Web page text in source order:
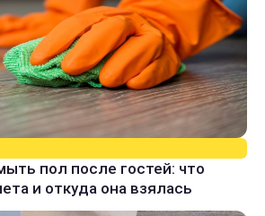
пол после гостей: что
и откуда она взялась